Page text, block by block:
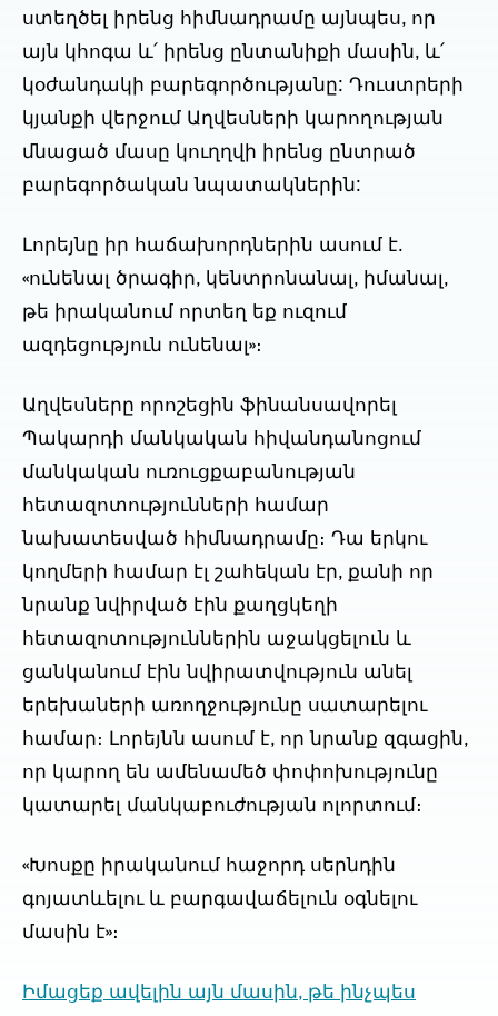
ստեղծել իրենց հիմնադրամը այնպես, որ
այն կհոգա և՛ իրենց ընտանիքի մասին, և՛
կօժանդակի բարեգործությանը: Դուստրերի
կյանքի վերջում Աղվեսների կարողության
մնացած մասը կուղղվի իրենց ընտրած
բարեգործական նպատակներին:
Լորեյնը իր հաճախորդներին ասում է.
«ունենալ ծրագիր, կենտրոնանալ, իմանալ,
թե իրականում որտեղ եք ուզում
ազդեցություն ունենալ»։
Աղվեսները որոշեցին ֆինանսավորել
Պակարդի մանկական հիվանդանոցում
մանկական ուռուցքաբանության
հետազոտությունների համար
նախատեսված հիմնադրամը։ Դա երկու
կողմերի համար էլ շահեկան էր, քանի որ
նրանք նվիրված էին քաղցկեղի
հետազոտություններին աջակցելուն և
ցանկանում էին նվիրատվություն անել
երեխաների առողջությունը սատարելու
համար։ Լորեյնն ասում է, որ նրանք զգացին,
որ կարող են ամենամեծ փոփոխությունը
կատարել մանկաբուժության ոլորտում։
«Խոսքը իրականում հաջորդ սերնդին
գոյատևելու և բարգավաճելուն օգնելու
մասին է»։
Իմացեք ավելին այն մասին, թե ինչպես